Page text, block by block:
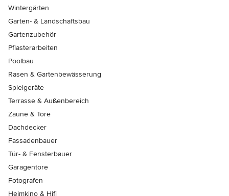
Wintergärten
Garten- & Landschaftsbau
Gartenzubehör
Pflasterarbeiten
Poolbau
Rasen & Gartenbewässerung
Spielgeräte
Terrasse & Außenbereich
Zäune & Tore
Dachdecker
Fassadenbauer
Tür- & Fensterbauer
Garagentore
Fotografen
Heimkino & Hifi